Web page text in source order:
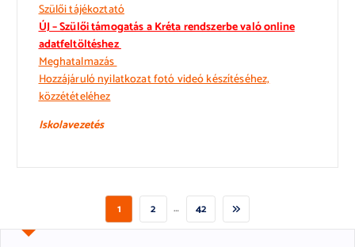
Szülői tájékoztató
ÚJ – Szülői támogatás a Kréta rendszerbe való online
adatfeltöltéshez
Meghatalmazás
Hozzájáruló nyilatkozat fotó videó készítéséhez,
közzétételéhez
Iskolavezetés
1 2 … 42